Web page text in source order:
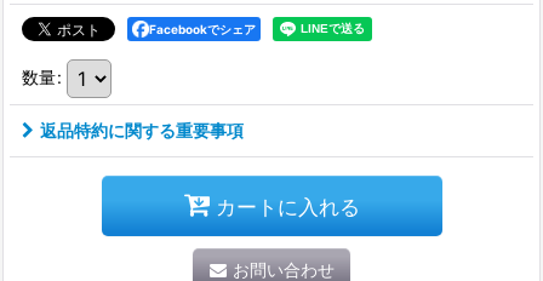
Facebookでシェア
数量:
返品特約に関する重要事項
カートに入れる
お問い合わせ